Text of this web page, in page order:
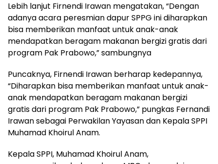
Lebih lanjut Firnendi Irawan mengatakan, “Dengan
adanya acara peresmian dapur SPPG ini diharapkan
bisa memberikan manfaat untuk anak-anak
mendapatkan beragam makanan bergizi gratis dari
program Pak Prabowo,” sambungnya
Puncaknya, Firnendi Irawan berharap kedepannya,
“Diharapkan bisa memberikan manfaat untuk anak-
anak mendapatkan beragam makanan bergizi
gratis dari program Pak Prabowo,” pungkas Fernandi
Irawan sebagai Perwakilan Yayasan dan Kepala SPPI
Muhamad Khoirul Anam.
Kepala SPPI, Muhamad Khoirul Anam,